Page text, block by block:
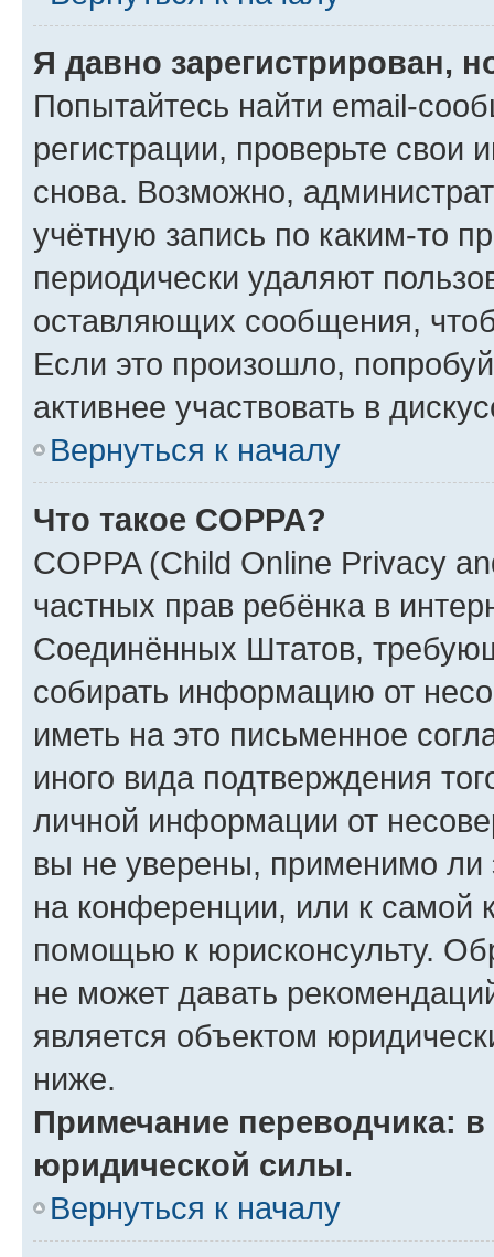
Я давно зарегистрирован,
Попытайтесь найти email-
регистрации, проверьте свои
снова. Возможно,
учётную запись по каким-то
периодически удаляют
оставляющих сообщения,
Если это произошло,
активнее участвовать в
Вернуться к началу
Что такое COPPA?
COPPA (Child Online Privacy
частных прав ребёнка в
Соединённых Штатов,
собирать информацию от
иметь на это письменное
иного вида подтверждения
личной информации от
вы не уверены, применимо ли
на конференции, или к самой
помощью к юрисконсульту.
не может давать
является объектом
ниже.
Примечание переводчика:
юридической силы.
Вернуться к началу